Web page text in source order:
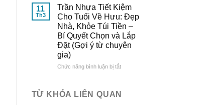
Đô
So
Sánh
Chi
Tiết
Lợi
Ích
Tuyệt
Vời
Trần
Nhựa
Tuổi
11
Th3
Trần Nhựa Tiết Kiệm
Cho Tuổi Về Hưu: Đẹp
Nhà, Khỏe Túi Tiền –
Bí Quyết Chọn và Lắp
Đặt (Gợi ý từ chuyên
gia)
Chức năng bình luận bị tắtở
Tiết
TỪ KHÓA LIÊN QUAN